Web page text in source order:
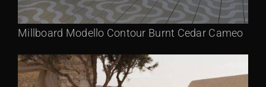
Millboard Modello Contour Burnt Cedar Cameo